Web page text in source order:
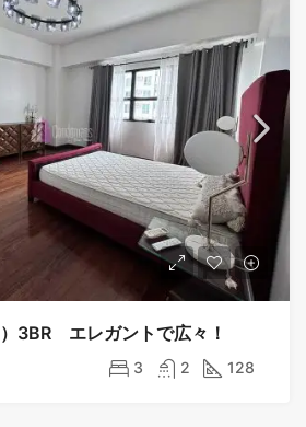
3BR エレガントで広々！
3 2 128